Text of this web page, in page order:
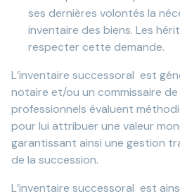
ses dernières volontés la
inventaire des biens. Les
respecter cette demande.
L’inventaire successoral est
notaire et/ou un commissaire de
professionnels évaluent
pour lui attribuer une valeur
garantissant ainsi une gestion
de la succession.
L’inventaire successoral est